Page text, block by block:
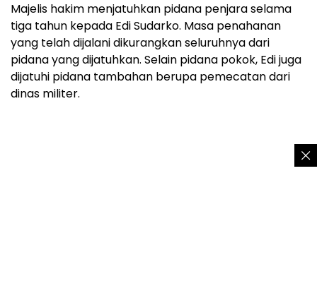
Majelis hakim menjatuhkan pidana penjara selama
tiga tahun kepada Edi Sudarko. Masa penahanan
yang telah dijalani dikurangkan seluruhnya dari
pidana yang dijatuhkan. Selain pidana pokok, Edi juga
dijatuhi pidana tambahan berupa pemecatan dari
dinas militer.